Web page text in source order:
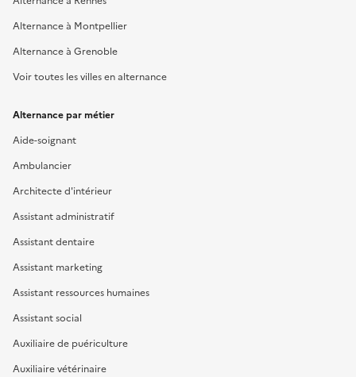
Alternance à Montpellier
Alternance à Grenoble
Voir toutes les villes en alternance
Alternance par métier
Aide-soignant
Ambulancier
Architecte d'intérieur
Assistant administratif
Assistant dentaire
Assistant marketing
Assistant ressources humaines
Assistant social
Auxiliaire de puériculture
Auxiliaire vétérinaire